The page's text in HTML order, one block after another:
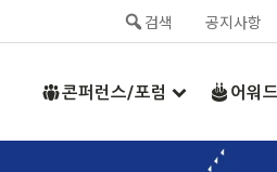
검색 공지사항
콘퍼런스/포럼 어워드